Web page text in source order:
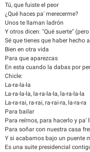
Tú, que fuiste el peor
¿Qué haces pa' merecerme?
Unos te llaman ladrón
Y otros dicen: "Qué suerte"
Sé que tienes que haber hecho
Bien en otra vida
Para que aparezcas
En esta cuando la dabas por
Chicle:
La-ra-la-la
La-ra-la-la, la-ra-la-la, la-ra-la-la
La-ra-rai, ra-rai, ra-rai-ra, la-ra-ra
Para bailar
Para reírnos, para hacerlo y pa'
Para soñar con nuestra casa
Y si acabamos bajo un puente
Es una suite presidencial